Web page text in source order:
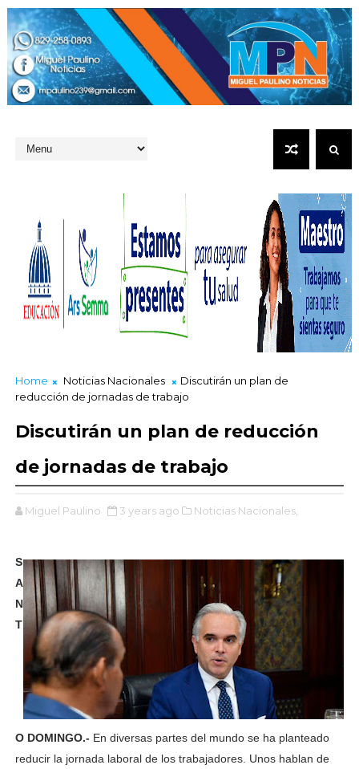
Home Noticias Nacionales
Discutirán un plan de
reducción de jornadas de trabajo
Discutirán un plan de reducción
de jornadas de trabajo
Miguel Paulino 3 years ago Noticias Nacionales,
S
A
N
T
O DOMINGO.- En diversas partes del mundo se ha planteado
reducir la jornada laboral de los trabajadores. Unos hablan de